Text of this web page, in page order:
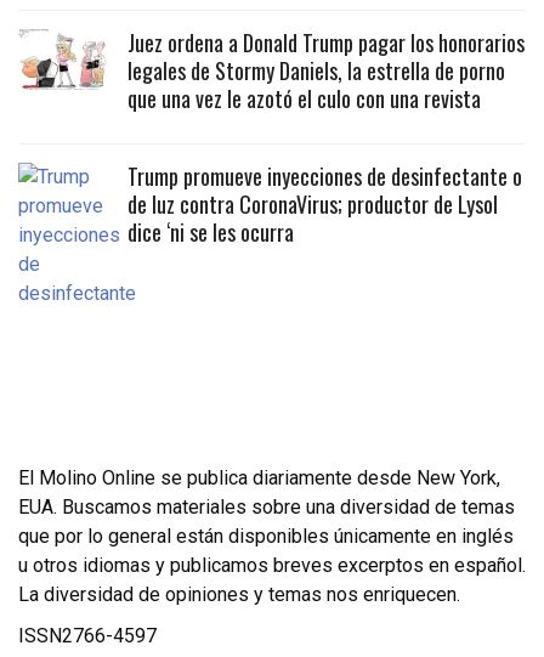
Juez ordena a Donald Trump pagar los honorarios
legales de Stormy Daniels, la estrella de porno
que una vez le azotó el culo con una revista
Trump promueve inyecciones de desinfectante o
de luz contra CoronaVirus; productor de Lysol
dice ‘ni se les ocurra
El Molino Online se publica diariamente desde New York,
EUA. Buscamos materiales sobre una diversidad de temas
que por lo general están disponibles únicamente en inglés
u otros idiomas y publicamos breves excerptos en español.
La diversidad de opiniones y temas nos enriquecen.
ISSN2766-4597